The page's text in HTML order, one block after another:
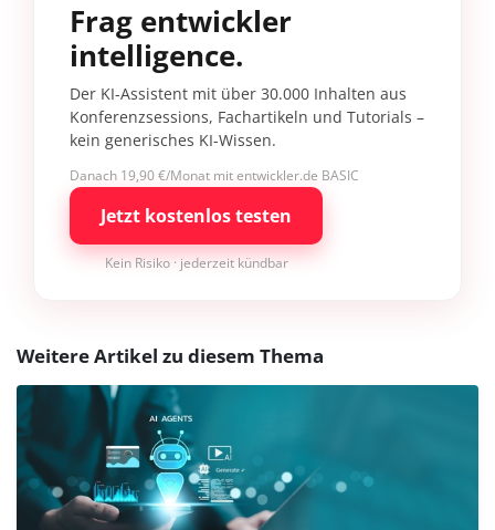
Frag entwickler
intelligence.
Der KI-Assistent mit über 30.000 Inhalten aus
Konferenzsessions, Fachartikeln und Tutorials –
kein generisches KI-Wissen.
Danach 19,90 €/Monat mit entwickler.de BASIC
Jetzt kostenlos testen
Kein Risiko · jederzeit kündbar
Weitere Artikel zu diesem Thema